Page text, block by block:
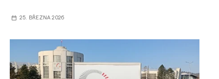
25. BŘEZNA 2026